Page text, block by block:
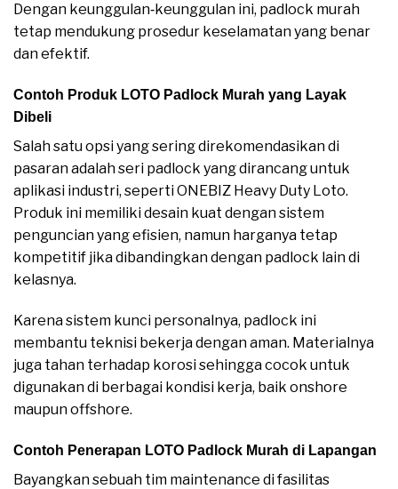
Dengan keunggulan‑keunggulan ini, padlock murah
tetap mendukung prosedur keselamatan yang benar
dan efektif.
Contoh Produk LOTO Padlock Murah yang Layak
Dibeli
Salah satu opsi yang sering direkomendasikan di
pasaran adalah seri padlock yang dirancang untuk
aplikasi industri, seperti ONEBIZ Heavy Duty Loto.
Produk ini memiliki desain kuat dengan sistem
penguncian yang efisien, namun harganya tetap
kompetitif jika dibandingkan dengan padlock lain di
kelasnya.
Karena sistem kunci personalnya, padlock ini
membantu teknisi bekerja dengan aman. Materialnya
juga tahan terhadap korosi sehingga cocok untuk
digunakan di berbagai kondisi kerja, baik onshore
maupun offshore.
Contoh Penerapan LOTO Padlock Murah di Lapangan
Bayangkan sebuah tim maintenance di fasilitas